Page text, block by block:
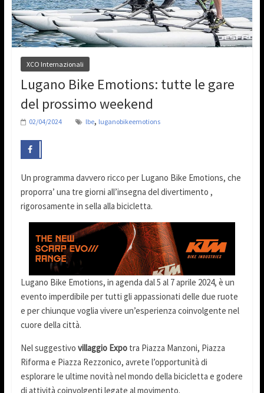
XCO Internazionali
Lugano Bike Emotions: tutte le gare
del prossimo weekend
02/04/2024 lbe, luganobikeemotions
Un programma davvero ricco per Lugano Bike Emotions, che
proporra’ una tre giorni all’insegna del divertimento ,
rigorosamente in sella alla bicicletta.
Lugano Bike Emotions, in agenda dal 5 al 7 aprile 2024, è un
evento imperdibile per tutti gli appassionati delle due ruote
e per chiunque voglia vivere un’esperienza coinvolgente nel
cuore della città.
Nel suggestivo villaggio Expotra Piazza Manzoni, Piazza
Riforma e Piazza Rezzonico, avrete l’opportunità di
esplorare le ultime novità nel mondo della bicicletta e godere
di attività coinvolgenti legate al movimento.